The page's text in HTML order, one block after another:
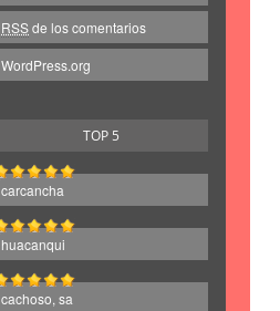
RSSde los comentarios
WordPress.org
TOP 5
carcancha
huacanqui
cachoso, sa